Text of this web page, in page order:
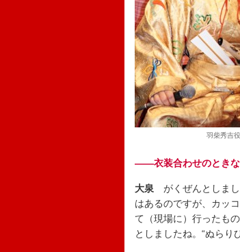
羽柴秀吉
――衣装合わせのときな
大泉 がくぜんとしまし
はあるのですが、カッ
て（現場に）行ったも
としましたね。“ぬらり